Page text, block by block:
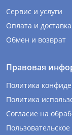
Сервис и услуги
Оплата и доставка
Обмен и возврат
Правовая
Политика
Политика
Согласие на